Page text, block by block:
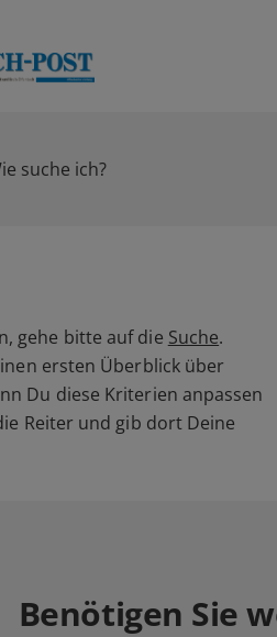
suche ich?
gehe bitte auf die Suche.
ersten Überblick über
Du diese Kriterien anpassen
Reiter und gib dort Deine
Benötigen Sie